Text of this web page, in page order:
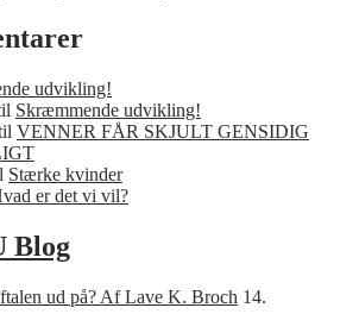
udvikling!
Skræmmende udvikling!
VENNER FÅR SKJULT GENSIDIG
Stærke kvinder
er det vi vil?
Blog
ud på? Af Lave K. Broch 14.